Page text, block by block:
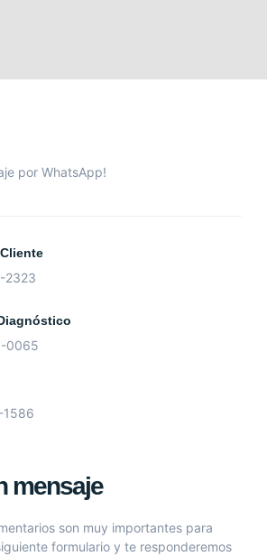
por WhatsApp!
2323
0065
mensaje
son muy importantes para
formulario y te responderemos